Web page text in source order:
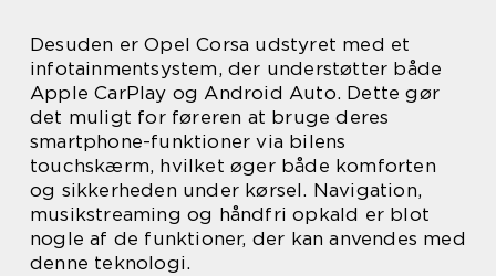
Desuden er Opel Corsa udstyret med et
infotainmentsystem, der understøtter både
Apple CarPlay og Android Auto. Dette gør
det muligt for føreren at bruge deres
smartphone-funktioner via bilens
touchskærm, hvilket øger både komforten
og sikkerheden under kørsel. Navigation,
musikstreaming og håndfri opkald er blot
nogle af de funktioner, der kan anvendes med
denne teknologi.